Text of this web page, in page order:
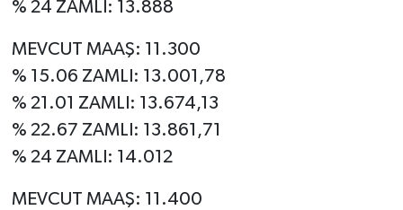
% 24 ZAMLI: 13.888
MEVCUT MAAŞ: 11.300
% 15.06 ZAMLI: 13.001,78
% 21.01 ZAMLI: 13.674,13
% 22.67 ZAMLI: 13.861,71
% 24 ZAMLI: 14.012
MEVCUT MAAŞ: 11.400